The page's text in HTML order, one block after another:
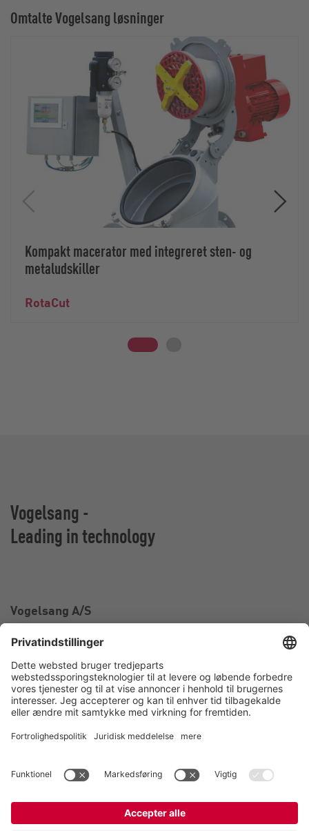
Omtalte Vogelsang løsninger
Kompakt macerator med integreret sten- og
metaludskiller
RotaCut
Vogelsang -
Leading in technology
Vogelsang A/S
6880 Tarm
Danmark
CVR nr. 1196499
+45 97 37 27 77
info@vogelsang-as.dk